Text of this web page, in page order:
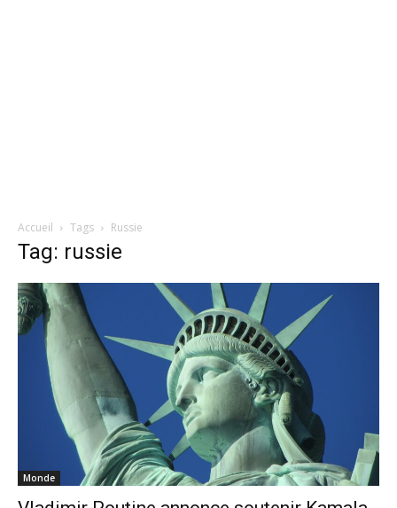
Accueil Tags Russie
Tag: russie
Monde